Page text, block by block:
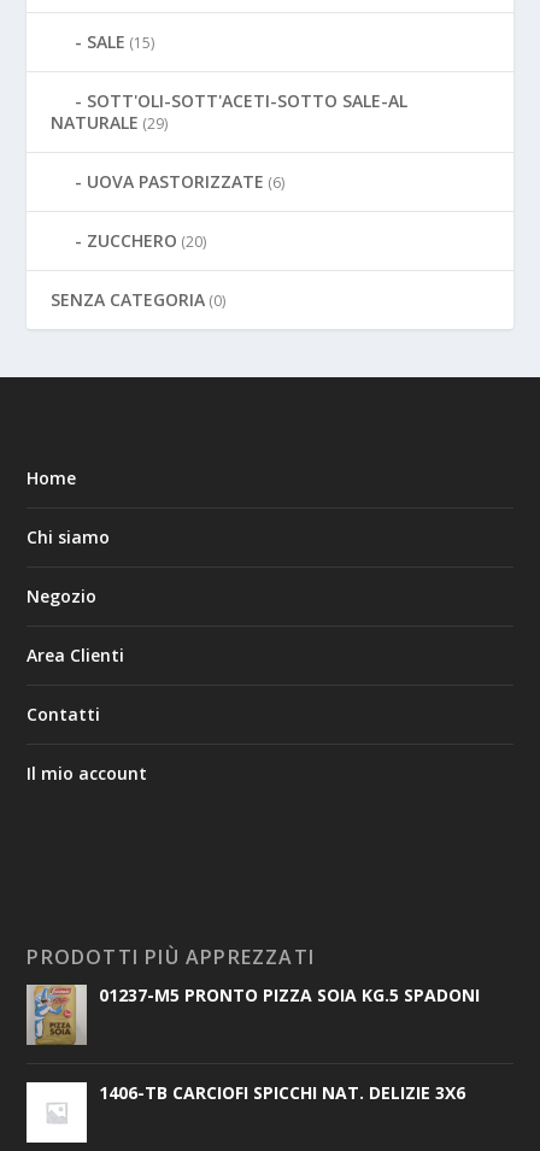
SALE (15)
SOTT'OLI-SOTT'ACETI-SOTTO SALE-AL
NATURALE (29)
UOVA PASTORIZZATE (6)
ZUCCHERO (20)
SENZA CATEGORIA (0)
Home
Chi siamo
Negozio
Area Clienti
Contatti
Il mio account
PRODOTTI PIÙ APPREZZATI
01237-M5 PRONTO PIZZA SOIA KG.5 SPADONI
1406-TB CARCIOFI SPICCHI NAT. DELIZIE 3X6